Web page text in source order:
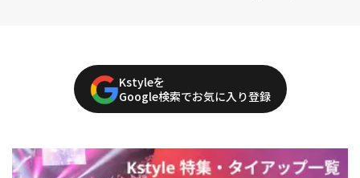
Kstyleを
Google検索でお気に入り登録